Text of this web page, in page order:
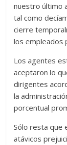
nuestro último
tal como
cierre
los empleados
Los agentes
aceptaron lo
dirigentes
la
porcentual
Sólo resta que
atávicos